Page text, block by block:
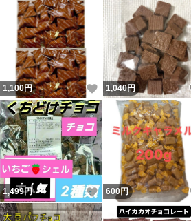
1,100円 いいね！
1,040円
1,499円 いいね！
600円